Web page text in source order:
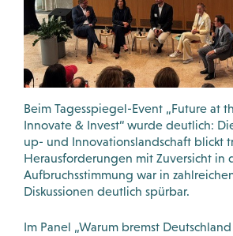
Beim Tagesspiegel-Event „Future at
Innovate & Invest“ wurde deutlich:
up- und Innovationslandschaft blickt
Herausforderungen mit Zuversicht in
Aufbruchsstimmung war in
Diskussionen deutlich spürbar.
Im Panel „Warum bremst